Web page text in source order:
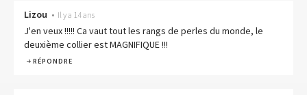
Lizou • Il y a 14 ans
J'en veux !!!!! Ca vaut tout les rangs de perles du monde, le
deuxième collier est MAGNIFIQUE !!!
RÉPONDRE